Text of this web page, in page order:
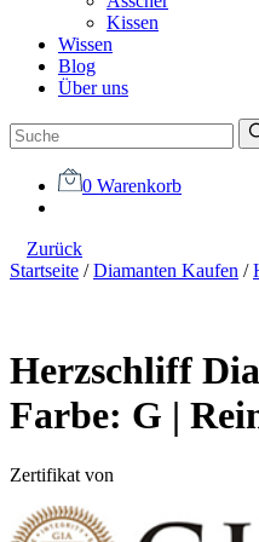
Kissen
Wissen
Blog
Über uns
0 Warenkorb
Zurück
Startseite /Diamanten Kaufen /
Herzschliff
Farbe: G |
Zertifikat von